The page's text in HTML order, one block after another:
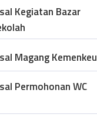
Kegiatan Bazar
Magang Kemenkeu
Permohonan WC